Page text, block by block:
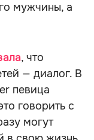
мужчины, а
, что
— диалог. В
певица
говорить с
могут